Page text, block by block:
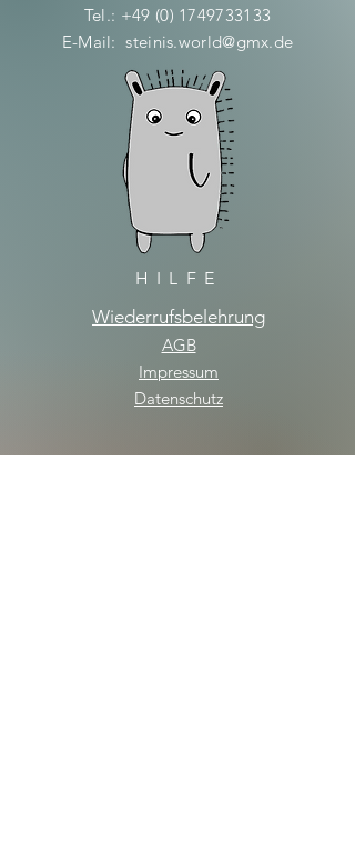
Tel.: +49 (0) 1749733133
E-Mail:steinis.world@gmx.de
HILFE
Wiederrufsbelehrung
AGB
Impressum
Datenschutz